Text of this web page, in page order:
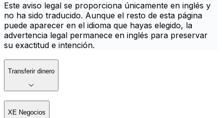
Este aviso legal se proporciona únicamente en inglés y
no ha sido traducido. Aunque el resto de esta página
puede aparecer en el idioma que hayas elegido, la
advertencia legal permanece en inglés para preservar
su exactitud e intención.
Transferir dinero
XE Negocios